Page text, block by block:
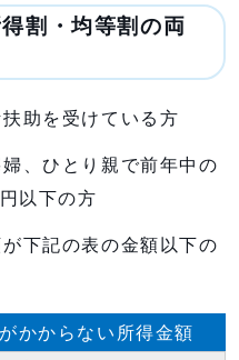
割・均等割の両
助を受けている方
、ひとり親で前年中の
以下の方
下記の表の金額以下の
かからない所得金額